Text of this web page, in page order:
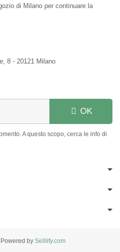
di Milano per continuare la
8 - 20121 Milano
OK
A questo scopo, cerca le info di
by Selllify.com